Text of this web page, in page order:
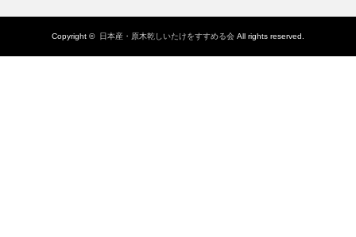
Copyright © 日本産・原木乾しいたけをすすめる会 All rights reserved.